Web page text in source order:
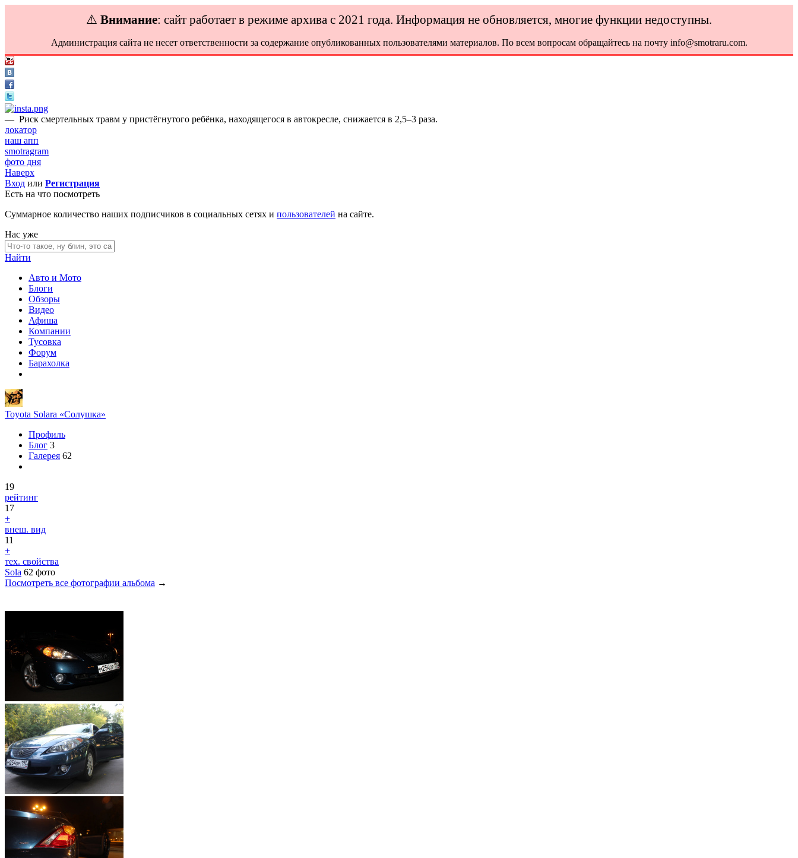
⚠️ Внимание: сайт работает в режиме архива с 2021 года. Информация не обновляется, многие функции недоступны.
Администрация сайта не несет ответственности за содержание опубликованных пользователями материалов. По всем вопросам обращайтесь на почту info@smotraru.com.
— Риск смертельных травм у пристёгнутого ребёнка, находящегося в автокресле, снижается в 2,5–3 раза.
локатор
наш апп
smotragram
фото дня
Наверх
Вход или Регистрация
Есть на что посмотреть
Суммарное количество наших подписчиков в социальных сетях и пользователей на сайте.
Нас уже
Найти
Авто и Мото
Блоги
Обзоры
Видео
Афиша
Компании
Тусовка
Форум
Барахолка
Toyota Solara «Солушка»
Профиль
Блог 3
Галерея 62
19
рейтинг
17
+
внеш. вид
11
+
тех. свойства
Sola 62 фото
Посмотреть все фотографии альбома →